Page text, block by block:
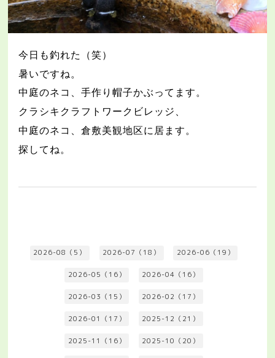
今日も釣れた（笑）
暑いですね。
中庭のネコ、手作り帽子かぶってます。
クラシキクラフトワークビレッジ、
中庭のネコ、倉敷美観地区に居ます。
探してね。
2026-08（5） 2026-07（18） 2026-06（19）
2026-05（16） 2026-04（16）
2026-03（15） 2026-02（17）
2026-01（17） 2025-12（21）
2025-11（16） 2025-10（20）